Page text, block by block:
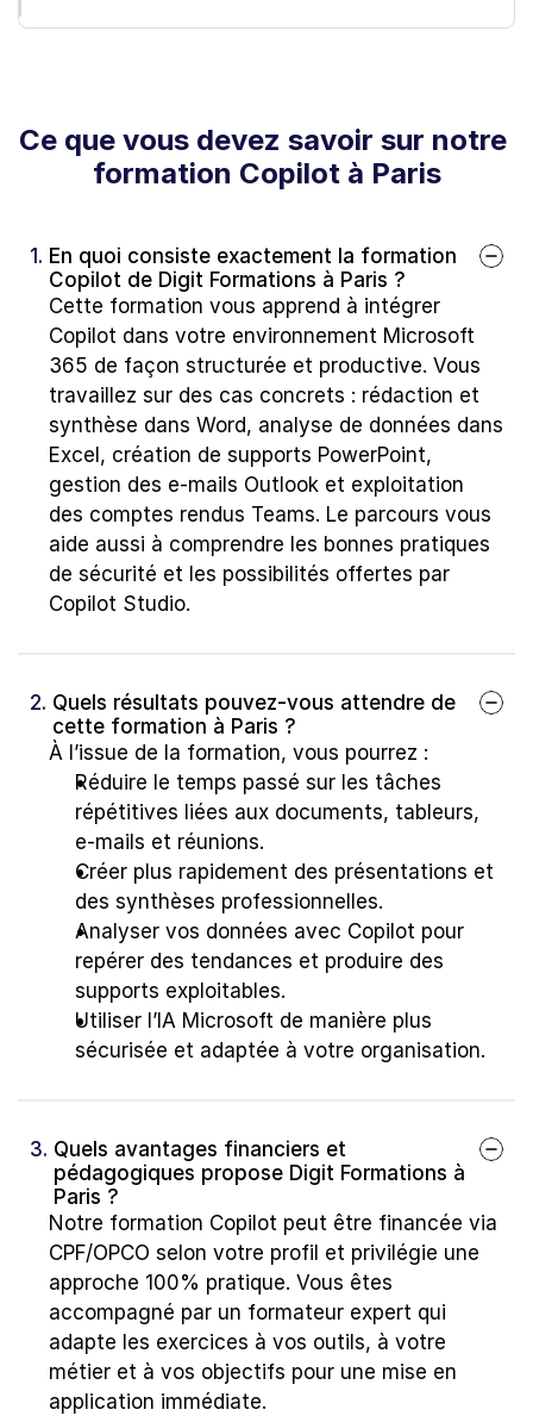
Ce que vous devez savoir sur notre
formation Copilot à Paris
1. En quoi consiste exactement la formation
Copilot de Digit Formations à Paris ?
Cette formation vous apprend à intégrer
Copilot dans votre environnement Microsoft
365 de façon structurée et productive. Vous
travaillez sur des cas concrets : rédaction et
synthèse dans Word, analyse de données dans
Excel, création de supports PowerPoint,
gestion des e-mails Outlook et exploitation
des comptes rendus Teams. Le parcours vous
aide aussi à comprendre les bonnes pratiques
de sécurité et les possibilités offertes par
Copilot Studio.
2. Quels résultats pouvez-vous attendre de
cette formation à Paris ?
À l’issue de la formation, vous pourrez :
Réduire le temps passé sur les tâches
répétitives liées aux documents, tableurs,
e-mails et réunions.
Créer plus rapidement des présentations et
des synthèses professionnelles.
Analyser vos données avec Copilot pour
repérer des tendances et produire des
supports exploitables.
Utiliser l’IA Microsoft de manière plus
sécurisée et adaptée à votre organisation.
3. Quels avantages financiers et
pédagogiques propose Digit Formations à
Paris ?
Notre formation Copilot peut être financée via
CPF/OPCO selon votre profil et privilégie une
approche 100% pratique. Vous êtes
accompagné par un formateur expert qui
adapte les exercices à vos outils, à votre
métier et à vos objectifs pour une mise en
application immédiate.